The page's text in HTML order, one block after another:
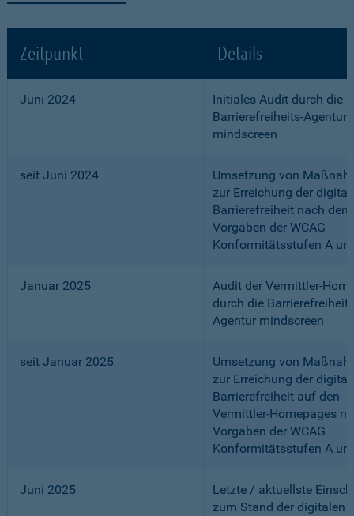
Zeitpunkt Details
Juni 2024
Initiales Audit durch die
Barrierefreiheits-Agentur
mindscreen
seit Juni 2024
Umsetzung von
zur Erreichung der
Barrierefreiheit nach den
Vorgaben der WCAG
Konformitätsstufen A
Januar 2025
Audit der Vermittler-
durch die
Agentur mindscreen
seit Januar 2025
Umsetzung von
zur Erreichung der
Barrierefreiheit auf den
Vermittler-Homepages
Vorgaben der WCAG
Konformitätsstufen A
Juni 2025
Letzte / aktuellste
zum Stand der digitalen